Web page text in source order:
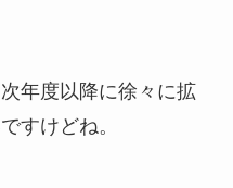
年度以降に徐々に拡
すけどね。